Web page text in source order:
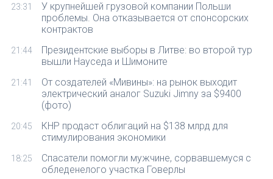
23:31
У крупнейшей грузовой компании Польши
проблемы. Она отказывается от спонсорских
контрактов
21:44
Президентские выборы в Литве: во второй тур
вышли Науседа и Шимоните
21:41
От создателей «Мивины»: на рынок выходит
электрический аналог Suzuki Jimny за $9400
(фото)
20:45
КНР продаст облигаций на $138 млрд для
стимулирования экономики
18:25
Спасатели помогли мужчине, сорвавшемуся с
обледенелого участка Говерлы